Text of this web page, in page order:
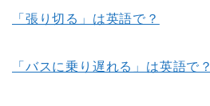
「張り切る」は英語で？
「バスに乗り遅れる」は英語で？